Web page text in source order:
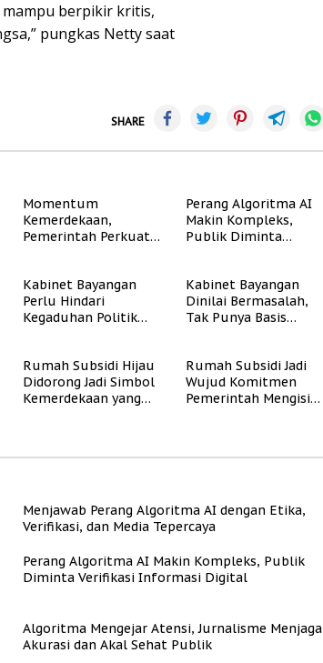
berpikir kritis,
pungkas Netty saat
SHARE
Momentum
Kemerdekaan,
Pemerintah Perkuat
Masyarakat
Berpenghasilan
Rendah
Perang Algoritma AI
Makin Kompleks,
Publik Diminta
Kabinet Bayangan
Perlu Hindari
Kegaduhan Politik
Kabinet Bayangan
Dinilai Bermasalah,
Tak Punya Basis
Rumah Subsidi Hijau
Didorong Jadi Simbol
Kemerdekaan yang
Rumah Subsidi Jadi
Wujud Komitmen
Pemerintah Mengisi
Menjawab Perang Algoritma AI dengan Etika,
Verifikasi, dan Media Tepercaya
Perang Algoritma AI Makin Kompleks, Publik
Diminta Verifikasi Informasi Digital
Algoritma Mengejar Atensi, Jurnalisme Menjaga
Akurasi dan Akal Sehat Publik